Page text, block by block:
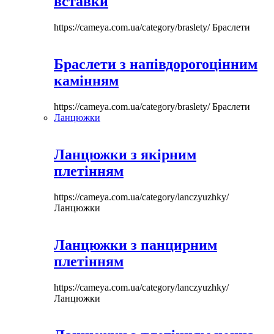
https://cameya.com.ua/category/braslety/Браслети
Браслети з напівдорогоцінним
камінням
https://cameya.com.ua/category/braslety/Браслети
Ланцюжки
Ланцюжки з якірним
плетінням
https://cameya.com.ua/category/lanczyuzhky/
Ланцюжки
Ланцюжки з панцирним
плетінням
https://cameya.com.ua/category/lanczyuzhky/
Ланцюжки